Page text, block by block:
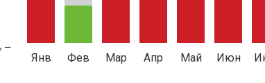
Янв Фев Мар Апр Май Июн